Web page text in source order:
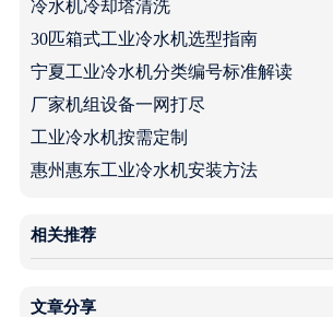
冷水机冷却塔清洗
30匹箱式工业冷水机选型指南
宁夏工业冷水机分类编号标准解读
厂家机组设备一网打尽
工业冷水机按需定制
惠州惠东工业冷水机安装方法
相关推荐
文章分享